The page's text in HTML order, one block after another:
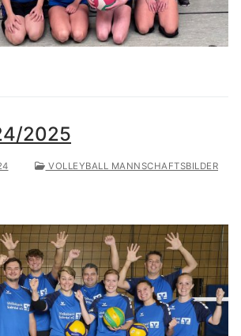
2025
VOLLEYBALL MANNSCHAFTSBILDER